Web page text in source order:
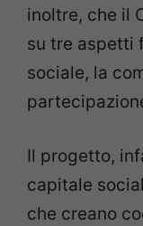
inoltre, che il
su tre aspetti
sociale, la
Il progetto,
capitale
che creano